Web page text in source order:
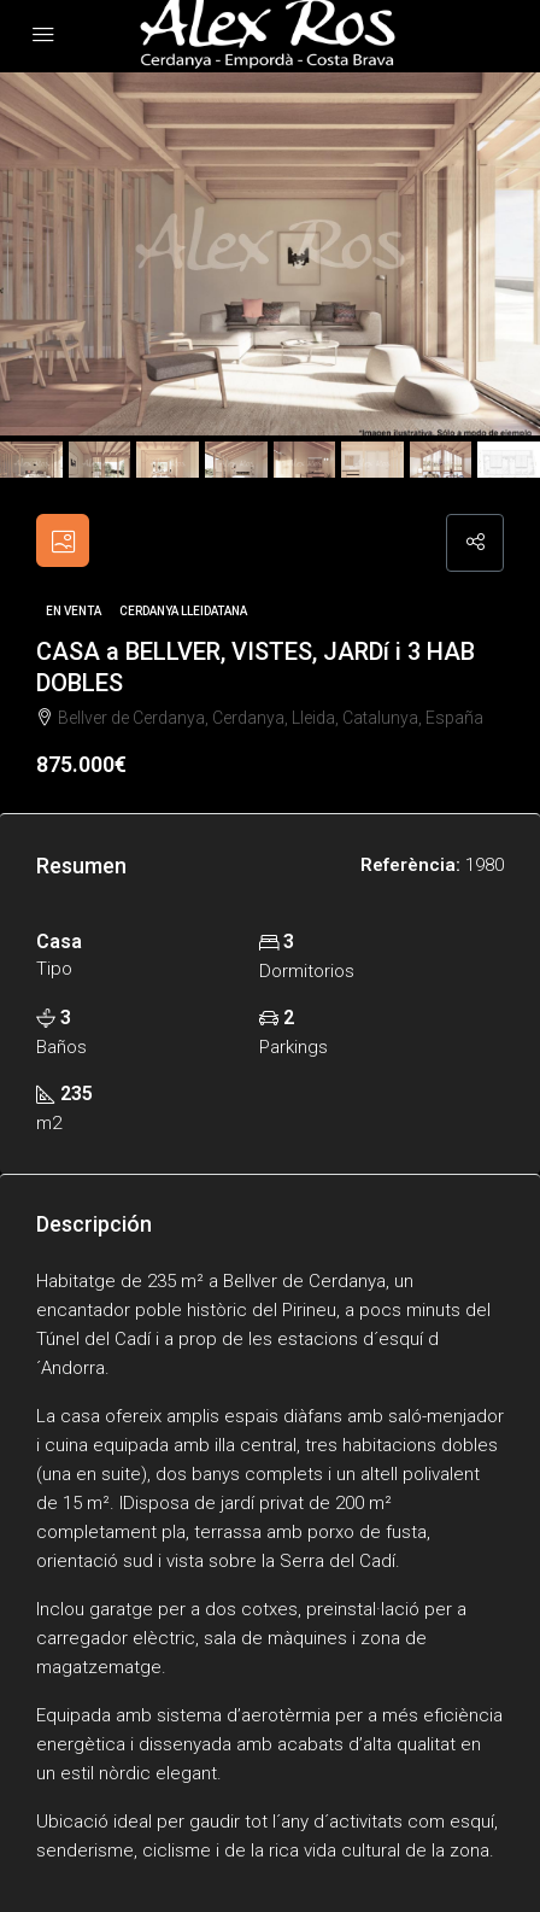
EN VENTA CERDANYA LLEIDATANA
CASA a BELLVER, VISTES, JARDí i 3 HAB
DOBLES
Bellver de Cerdanya, Cerdanya, Lleida, Catalunya, España
875.000€
Resumen Referència: 1980
Casa
Tipo
3
Dormitorios
3
Baños
2
Parkings
235
m2
Descripción
Habitatge de 235 m² a Bellver de Cerdanya, un
encantador poble històric del Pirineu, a pocs minuts del
Túnel del Cadí i a prop de les estacions d´esquí d
´Andorra.
La casa ofereix amplis espais diàfans amb saló-menjador
i cuina equipada amb illa central, tres habitacions dobles
(una en suite), dos banys complets i un altell polivalent
de 15 m². IDisposa de jardí privat de 200 m²
completament pla, terrassa amb porxo de fusta,
orientació sud i vista sobre la Serra del Cadí.
Inclou garatge per a dos cotxes, preinstal·lació per a
carregador elèctric, sala de màquines i zona de
magatzematge.
Equipada amb sistema d’aerotèrmia per a més eficiència
energètica i dissenyada amb acabats d’alta qualitat en
un estil nòrdic elegant.
Ubicació ideal per gaudir tot l´any d´activitats com esquí,
senderisme, ciclisme i de la rica vida cultural de la zona.